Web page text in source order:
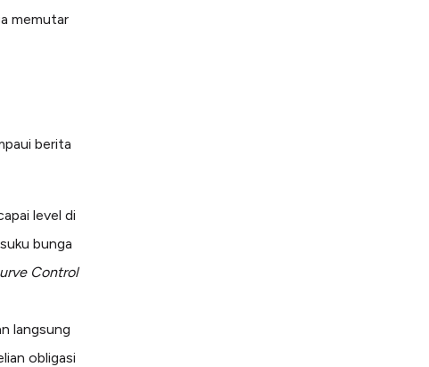
memutar
berita
level di
bunga
Control
langsung
obligasi